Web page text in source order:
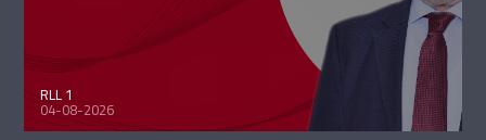
RLL 1
04-08-2026